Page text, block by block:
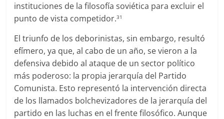
instituciones de la filosofía soviética para excluir el
punto de vista competidor.31
El triunfo de los deborinistas, sin embargo, resultó
efímero, ya que, al cabo de un año, se vieron a la
defensiva debido al ataque de un sector político
más poderoso: la propia jerarquía del Partido
Comunista. Esto representó la intervención directa
de los llamados bolchevizadores de la jerarquía del
partido en las luchas en el frente filosófico. Aunque